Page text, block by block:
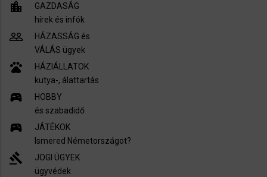
location_city
GAZDASÁG
hírek és infók
people_outline
HÁZASSÁG és
VÁLÁS ügyek
pets
HÁZIÁLLATOK
kutya-, álattartás
sports_esports
HOBBY
és szabadidő
sports_esports
JÁTÉKOK
Ismered Németországot?
gavel
JOGI ÜGYEK
ügyvédek